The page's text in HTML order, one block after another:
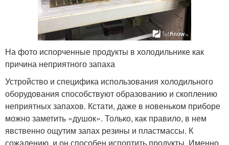
На фото испорченные продукты в холодильнике как
причина неприятного запаха
Устройство и специфика использования холодильного
оборудования способствуют образованию и скоплению
неприятных запахов. Кстати, даже в новеньком приборе
можно заметить «душок». Только, как правило, в нем
явственно ощутим запах резины и пластмассы. К